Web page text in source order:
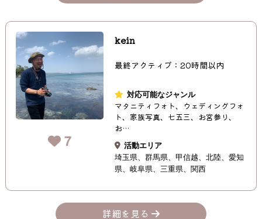
7
kein
最終アクティブ：20時間以内
対応可能なジャンル
マタニティフォト、ウェディングフォ
ト、家族写真、七五三、お宮参り、
お…
活動エリア
埼玉県
群馬県 甲信越 北陸
愛知
県
岐阜県 三重県 関西
詳細を見る